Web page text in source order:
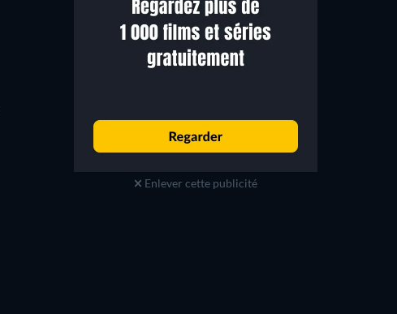
Enlever cette publicité